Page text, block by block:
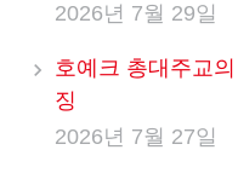
2026년 7월 29일
호예크 총대주교
징
2026년 7월 27일